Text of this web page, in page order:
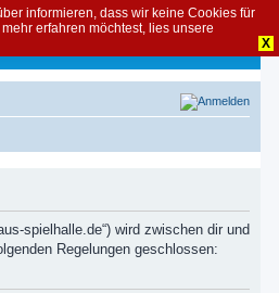
informieren, dass wir keine Cookies für
erfahren möchtest, lies unsere
X
Anmelden
spielhalle.de“) wird zwischen dir und
Regelungen geschlossen: